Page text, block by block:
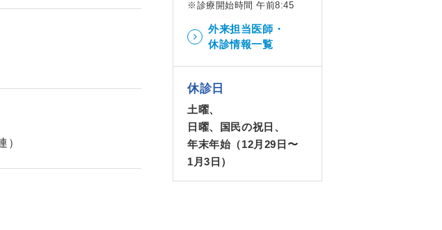
）
※診療開始時間 午前8:45
外来担当医師・
休診情報一覧
休診日
土曜、
日曜、国民の祝日、
年末年始（12月29日〜
1月3日）